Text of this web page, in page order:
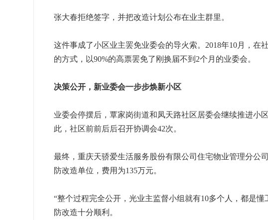
张大春拒绝签字，并把改造计划公布在业主群里。
这件事成了小区业主罢免业委会的导火索。2018年10月，在
的方式，以90%的高票罢免了刚换届不到2个月的业委会。
决策公开，新业委会一步步焕新小区
业委会停摆后，覃家岗街道和凤天路社区居委会继续推进小
此，社区前前后后召开协调会42次。
最终，重庆天骄爱生活服务股份有限公司住宅物业管理分公
防改造单位，费用为135万元。
“整个过程完全公开，光业主监督小组就有10多个人，都是
防改造十分顺利。